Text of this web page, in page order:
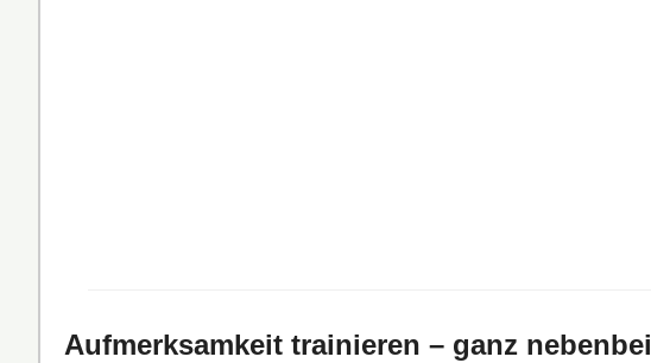
Aufmerksamkeit trainieren – ganz nebenbei